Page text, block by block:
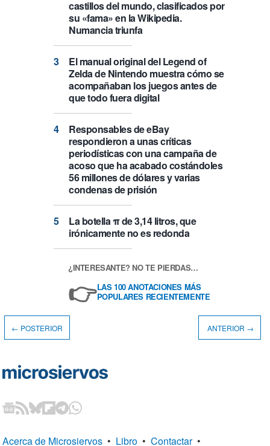
castillos del mundo, clasificados por
su «fama» en la Wikipedia.
Numancia triunfa
El manual original del Legend of
Zelda de Nintendo muestra cómo se
acompañaban los juegos antes de
que todo fuera digital
Responsables de eBay
respondieron a unas críticas
periodísticas con una campaña de
acoso que ha acabado costándoles
56 millones de dólares y varias
condenas de prisión
La botella π de 3,14 litros, que
irónicamente no es redonda
¿INTERESANTE? NO TE PIERDAS…
👉LAS 100 ANOTACIONES MÁS
POPULARES RECIENTEMENTE
← POSTERIOR ANTERIOR →
Acerca de Microsiervos • Libro • Contactar •